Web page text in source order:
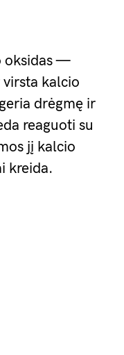
oksidas —
kalcio
drėgmę ir
reaguoti su
jį kalcio
kreida.